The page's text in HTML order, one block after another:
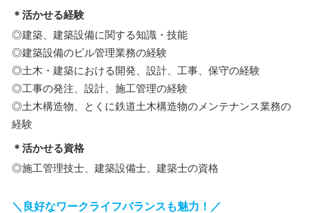
＊活かせる経験
◎建築、建築設備に関する知識・技能
◎建築設備のビル管理業務の経験
◎土木・建築における開発、設計、工事、保守の経験
◎工事の発注、設計、施工管理の経験
◎土木構造物、とくに鉄道土木構造物のメンテナンス業務の
経験
＊活かせる資格
◎施工管理技士、建築設備士、建築士の資格
＼良好なワークライフバランスも魅力！／